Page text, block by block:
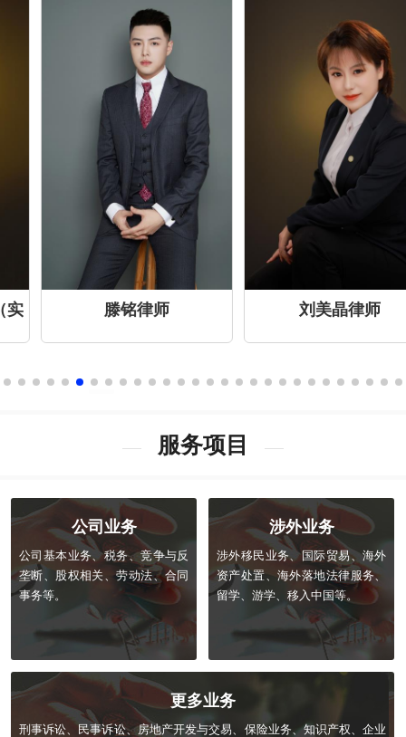
滕铭律师 刘美晶律师
服务项目
公司业务
公司基本业务、税务、竞争与反
垄断、股权相关、劳动法、合同
事务等。
涉外业务
涉外移民业务、国际贸易、海外
资产处置、海外落地法律服务、
留学、游学、移入中国等。
更多业务
刑事诉讼、民事诉讼、房地产开发与交易、保险业务、知识产权、企业